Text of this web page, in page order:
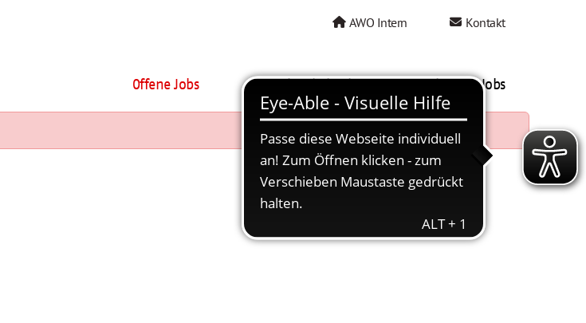
AWO Intern Kontakt
Offene Jobs AWO als Arbeitgeber Mein AWO Jobs